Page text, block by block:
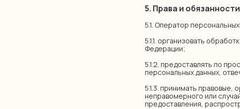
5. Права и
5.1. Оператор
5.1.1. организовать
Федерации;
5.1.2. предоставлять по
персональных данных,
5.1.3. принимать правовые,
неправомерного или
предоставления,